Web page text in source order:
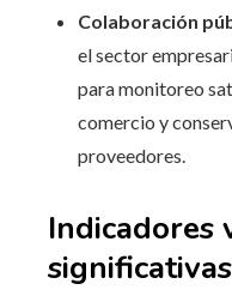
Colaboración
el sector
para monitoreo
comercio y
proveedores.
Indicadores
significativas